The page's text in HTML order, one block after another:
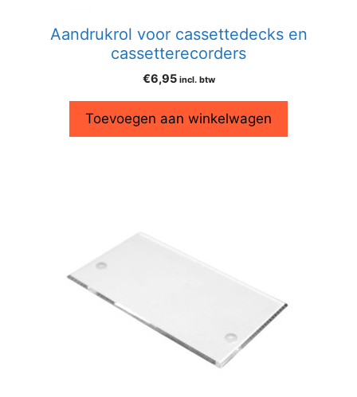
Aandrukrol voor cassettedecks en
cassetterecorders
€6,95 incl. btw
Toevoegen aan winkelwagen